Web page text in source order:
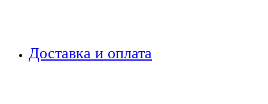
Доставка и оплата